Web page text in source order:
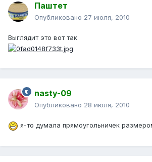
Паштет
Опубликовано 27 июля, 2010
Выглядит это вот так
nasty-09
Опубликовано 28 июля, 2010
я-то думала прямоугольничек